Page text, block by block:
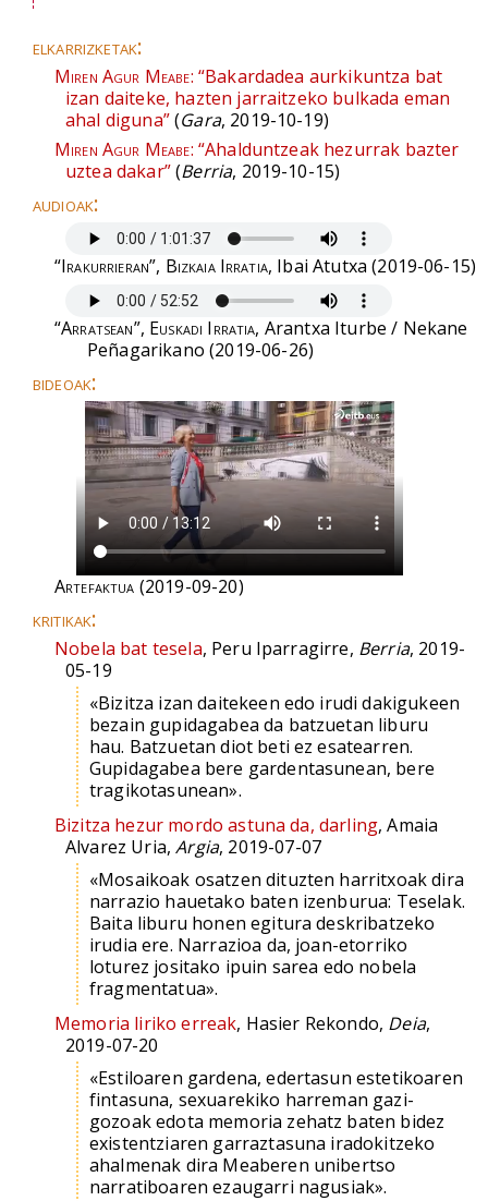
elkarrizketak:
Miren Agur Meabe: “Bakardadea aurkikuntza bat
izan daiteke, hazten jarraitzeko bulkada eman
ahal diguna”(Gara, 2019-10-19)
Miren Agur Meabe: “Ahalduntzeak hezurrak bazter
uztea dakar”(Berria, 2019-10-15)
audioak:
“Irakurrieran”, Bizkaia Irratia, Ibai Atutxa (2019-06-15)
“Arratsean”, Euskadi Irratia, Arantxa Iturbe / Nekane
Peñagarikano (2019-06-26)
bideoak:
Artefaktua (2019-09-20)
kritikak:
Nobela bat tesela, Peru Iparragirre, Berria, 2019-
05-19
«Bizitza izan daitekeen edo irudi dakigukeen
bezain gupidagabea da batzuetan liburu
hau. Batzuetan diot beti ez esatearren.
Gupidagabea bere gardentasunean, bere
tragikotasunean».
Bizitza hezur mordo astuna da, darling, Amaia
Alvarez Uria,Argia, 2019-07-07
«Mosaikoak osatzen dituzten harritxoak dira
narrazio hauetako baten izenburua: Teselak.
Baita liburu honen egitura deskribatzeko
irudia ere. Narrazioa da, joan-etorriko
loturez jositako ipuin sarea edo nobela
fragmentatua».
Memoria liriko erreak, Hasier Rekondo, Deia,
2019-07-20
«Estiloaren gardena, edertasun estetikoaren
fintasuna, sexuarekiko harreman gazi-
gozoak edota memoria zehatz baten bidez
existentziaren garraztasuna iradokitzeko
ahalmenak dira Meaberen unibertso
narratiboaren ezaugarri nagusiak».